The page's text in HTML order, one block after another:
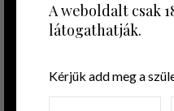
A weboldalt csak
látogathatják.
Kérjük add meg a